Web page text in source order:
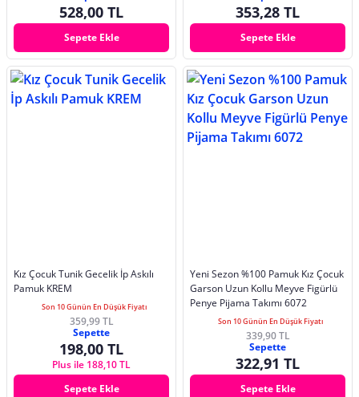
528,00 TL
Sepete Ekle
353,28 TL
Sepete Ekle
Kız Çocuk Tunik Gecelik İp Askılı
Pamuk KREM
Son 10 Günün En Düşük Fiyatı
359,99 TL
Sepette
198,00 TL
Plus ile 188,10 TL
Sepete Ekle
Yeni Sezon %100 Pamuk Kız Çocuk
Garson Uzun Kollu Meyve Figürlü
Penye Pijama Takımı 6072
Son 10 Günün En Düşük Fiyatı
339,90 TL
Sepette
322,91 TL
Sepete Ekle